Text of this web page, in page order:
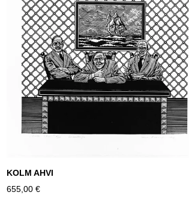
KOLM AHVI
655,00 €